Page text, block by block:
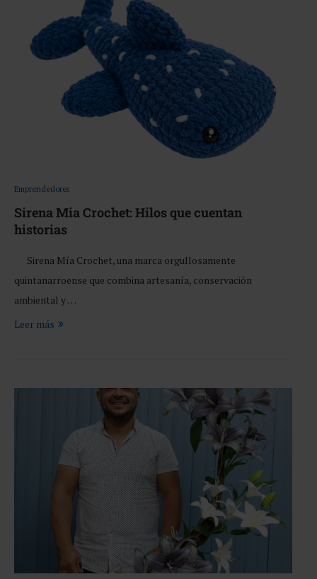
Emprendedores
Sirena Mia Crochet: Hilos que cuentan
historias
Sirena Mía Crochet, una marca orgullosamente
quintanarroense que combina artesanía, conservación
ambiental y …
Leer más